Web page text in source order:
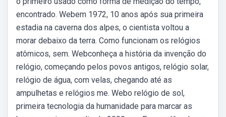
encontrado. Webem 1972, 10 anos após sua primeira
estadia na caverna dos alpes, o cientista voltou a
morar debaixo da terra. Como funcionam os relógios
atômicos, sem. Webconheça a história da invenção do
relógio, começando pelos povos antigos, relógio solar,
relógio de água, com velas, chegando até as
ampulhetas e relógios me. Webo relógio de sol,
primeira tecnologia da humanidade para marcar as